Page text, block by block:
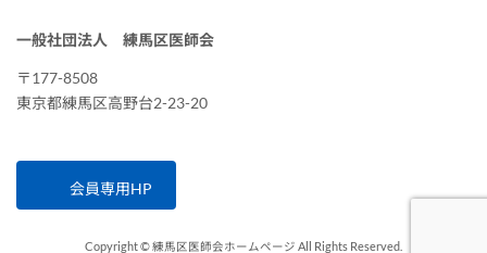
一般社団法人 練馬区医師会
〒177-8508
東京都練馬区高野台2-23-20
会員専用HP
Copyright © 練馬区医師会ホームページ All Rights Reserved.